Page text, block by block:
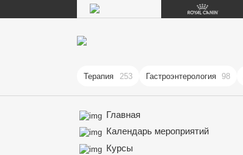
Терапия 253 Гастроэнтерология 98
Главная
Календарь мероприятий
Курсы